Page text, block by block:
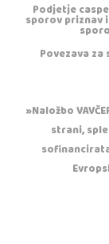
Podjetje
sporov priznav
Povezava
»Naložbo
strani,